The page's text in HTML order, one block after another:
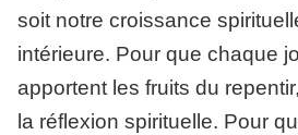
soit notre croissance
intérieure. Pour que chaque
apportent les fruits du
la réflexion spirituelle. Pour